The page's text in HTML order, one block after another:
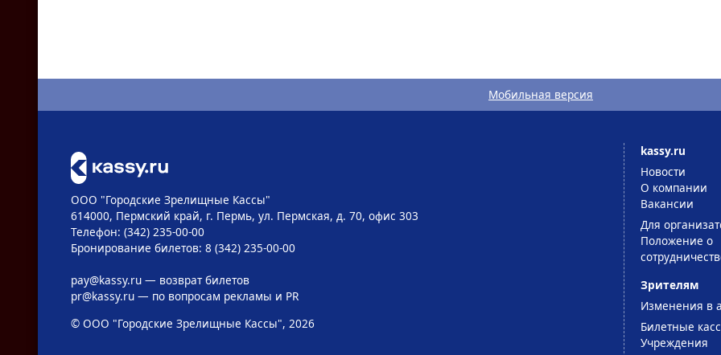
Мобильная версия
ООО "Городские Зрелищные Кассы"
614000, Пермский край, г. Пермь, ул. Пермская, д. 70, офис 303
Телефон: (342) 235-00-00
Бронирование билетов: 8 (342) 235-00-00
pay@kassy.ru— возврат билетов
pr@kassy.ru— по вопросам рекламы и PR
© ООО "Городские Зрелищные Кассы", 2026
kassy.ru
Новости
О компании
Вакансии
Для
Положение о
Зрителям
Изменения в
Билетные
Учреждения